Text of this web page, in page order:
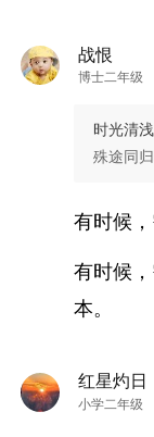
战恨
博士二年级
时光清
殊途同
有时候
有时候
本。
红星灼日
小学二年级